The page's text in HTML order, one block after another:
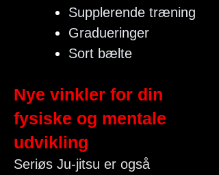
Supplerende træning
Gradueringer
Sort bælte
Nye vinkler for din
fysiske og mentale
udvikling
Seriøs Ju-jitsu er også